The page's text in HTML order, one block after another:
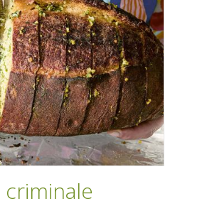
criminale